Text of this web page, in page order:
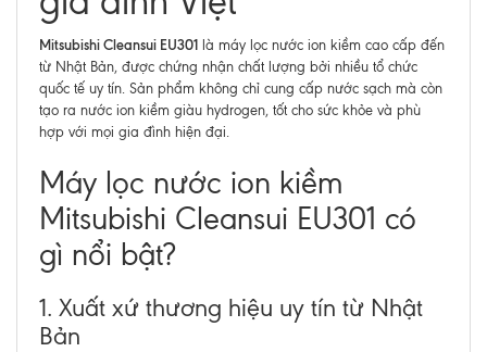
Mitsubishi Cleansui EU301 là máy lọc nước ion kiềm cao cấp đến
từ Nhật Bản, được chứng nhận chất lượng bởi nhiều tổ chức
quốc tế uy tín. Sản phẩm không chỉ cung cấp nước sạch mà còn
tạo ra nước ion kiềm giàu hydrogen, tốt cho sức khỏe và phù
hợp với mọi gia đình hiện đại.
Máy lọc nước ion kiềm
Mitsubishi Cleansui EU301 có
gì nổi bật?
1. Xuất xứ thương hiệu uy tín từ Nhật
Bản